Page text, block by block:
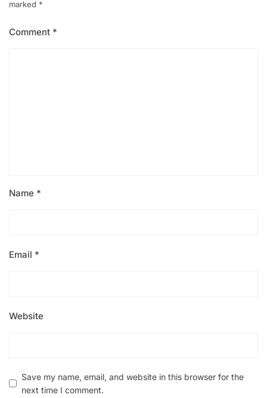
marked *
Comment *
Name *
Email *
Website
Save my name, email, and website in this browser for the
next time I comment.